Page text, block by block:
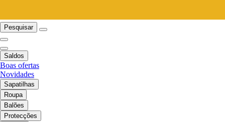
Pesquisar
Saldos
Boas ofertas
Novidades
Sapatilhas
Roupa
Balões
Protecções